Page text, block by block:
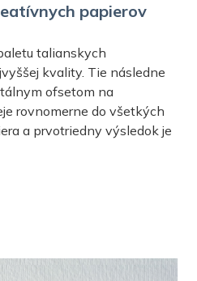
papierov
talianskych
kvality. Tie následne
ofsetom na
rovnomerne do všetkých
a prvotriedny výsledok je